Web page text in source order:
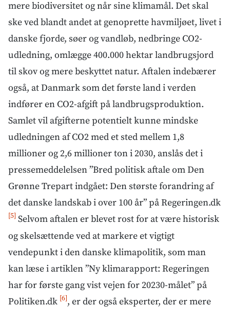
klimaforandringer har gjort brandene i Los
Angeles 35% mere sandsynlige, konkluderer et
studie, som mere end 30 klimaforskere har
udarbejdet for den internationale
sammenslutning World Weather Attribution, som
undersøger, hvordan klimaet påvirker ekstreme
vejrfænomener. Afbrændingen af fossile
brændstoffer får nemlig temperaturen på
kloden til at stige, og når temperaturen stiger i
områder med lidt regn og kraftig vind, kan der
let opstå brande, som spreder sig med vinden,
kan man læse i artiklen og i artiklen ”Pustede
klimaforandringer til flammerne i Los Angeles?
Ifølge nyt studie er svaret klart” på Videnskab.dk
kan man læse, at, som forklarer, hvordan
tørkeperioden forlænges pga. menneskeskabte
klimaforandringer [26].
mere biodiversitet og når sine klimamål. Det skal
ske ved blandt andet at genoprette havmiljøet, livet i
danske fjorde, søer og vandløb, nedbringe CO2-
udledning, omlægge 400.000 hektar landbrugsjord
til skov og mere beskyttet natur. Aftalen indebærer
også, at Danmark som det første land i verden
indfører en CO2-afgift på landbrugsproduktion.
Samlet vil afgifterne potentielt kunne mindske
udledningen af CO2 med et sted mellem 1,8
millioner og 2,6 millioner ton i 2030, anslås det i
pressemeddelelsen ”Bred politisk aftale om Den
Grønne Trepart indgået: Den største forandring af
det danske landskab i over 100 år” på Regeringen.dk
[5] Selvom aftalen er blevet rost for at være historisk
og skelsættende ved at markere et vigtigt
vendepunkt i den danske klimapolitik, som man
kan læse i artiklen ”Ny klimarapport: Regeringen
har for første gang vist vejen for 20230-målet” på
Politiken.dk [6], er der også eksperter, der er mere